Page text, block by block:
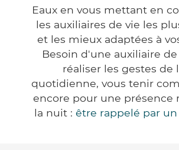
Eaux en vous mettant en
les auxiliaires de vie les
et les mieux adaptées à
Besoin d'une auxiliaire
réaliser les gestes de
quotidienne, vous tenir
encore pour une présence
la nuit : être rappelé par